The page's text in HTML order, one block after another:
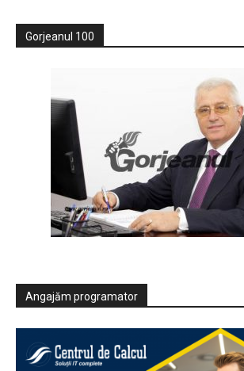
Gorjeanul 100
Angajăm programator